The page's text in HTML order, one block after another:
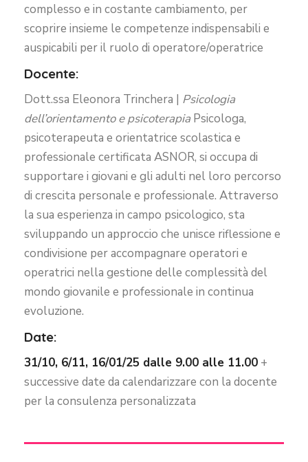
complesso e in costante cambiamento, per
scoprire insieme le competenze indispensabili e
auspicabili per il ruolo di operatore/operatrice
Docente:
Dott.ssa Eleonora Trinchera | Psicologia
dell’orientamento e psicoterapiaPsicologa,
psicoterapeuta e orientatrice scolastica e
professionale certificata ASNOR, si occupa di
supportare i giovani e gli adulti nel loro percorso
di crescita personale e professionale. Attraverso
la sua esperienza in campo psicologico, sta
sviluppando un approccio che unisce riflessione e
condivisione per accompagnare operatori e
operatrici nella gestione delle complessità del
mondo giovanile e professionale in continua
evoluzione.
Date:
31/10, 6/11, 16/01/25 dalle 9.00 alle 11.00 +
successive date da calendarizzare con la docente
per la consulenza personalizzata